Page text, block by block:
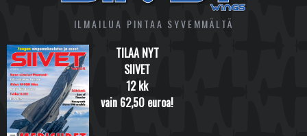
ILMAILUA PINTAA SYVEMMÄLTÄ
TILAA NYT
SIIVET
12 kk
vain 62,50 euroa!